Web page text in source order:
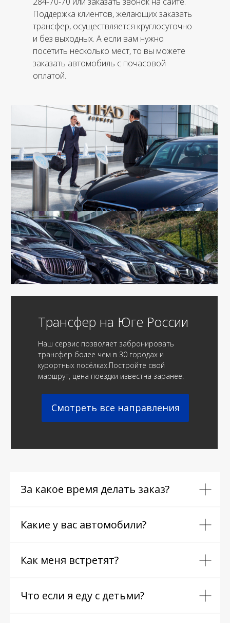
Поддержка клиентов, желающих заказать
трансфер, осуществляется круглосуточно
и без выходных. А если вам нужно
посетить несколько мест, то вы можете
заказать автомобиль с почасовой
оплатой.
Трансфер на Юге России
Наш сервис позволяет забронировать
трансфер более чем в 30 городах и
курортных посёлках.Постройте свой
маршрут, цена поездки известна заранее.
Смотреть все направления
За какое время делать заказ?
Какие у вас автомобили?
Как меня встретят?
Что если я еду с детьми?